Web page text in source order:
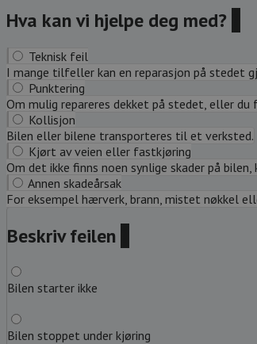
Hva kan vi hjelpe deg med?
Teknisk feil
I mange tilfeller kan en reparasjon på stedet
Punktering
Om mulig repareres dekket på stedet, eller
Kollisjon
Bilen eller bilene transporteres til et verksted.
Kjørt av veien eller fastkjøring
Om det ikke finns noen synlige skader på
Annen skadeårsak
For eksempel hærverk, brann, mistet nøkkel
Beskriv feilen
Bilen starter ikke
Bilen stoppet under kjøring